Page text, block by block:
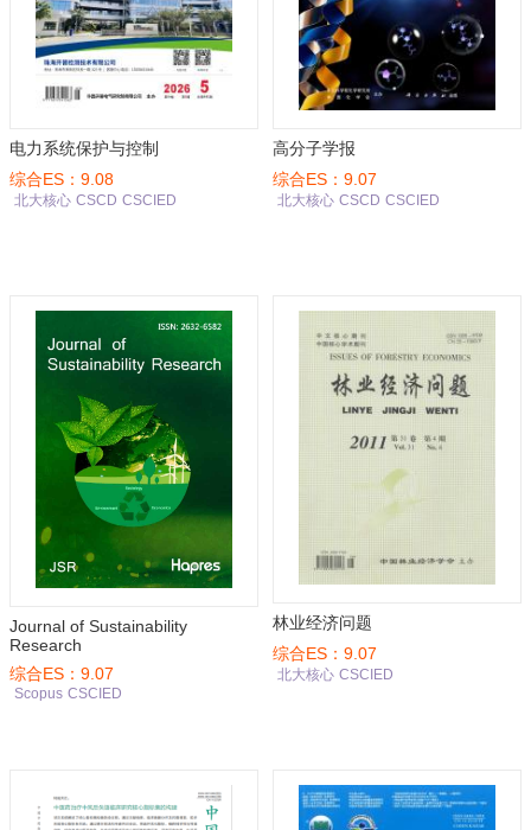
电力系统保护与控制
综合ES：9.08
北大核心 CSCD CSCIED
高分子学报
综合ES：9.07
北大核心 CSCD CSCIED
Journal of Sustainability
Research
综合ES：9.07
Scopus CSCIED
林业经济问题
综合ES：9.07
北大核心 CSCIED